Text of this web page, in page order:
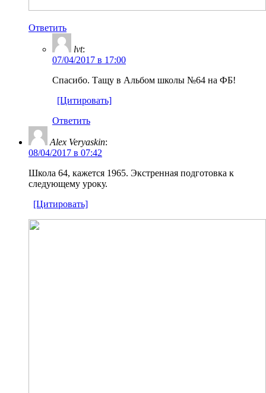
Ответить
lvt:
07/04/2017 в 17:00
Спасибо. Тащу в Альбом школы №64 на ФБ!
[Цитировать]
Ответить
Alex Veryaskin:
08/04/2017 в 07:42
Школа 64, кажется 1965. Экстренная подготовка к
следующему уроку.
[Цитировать]